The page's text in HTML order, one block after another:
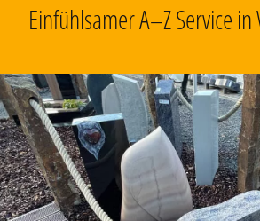
Einfühlsamer A–Z Service